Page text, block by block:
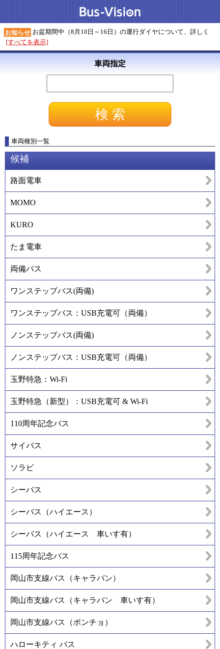
お知らせ お盆期間中（8月10日～16日）の運行ダイヤについて、詳しく
[すべてを表示]
車両指定
車両種別一覧
候補
路面電車
MOMO
KURO
たま電車
両備バス
ワンステップバス(両備)
ワンステップバス：USB充電可（両備）
ノンステップバス(両備)
ノンステップバス：USB充電可（両備）
玉野特急：Wi-Fi
玉野特急（新型）：USB充電可 & Wi-Fi
110周年記念バス
サイバス
ソラビ
シーバス
シーバス（ハイエース）
シーバス（ハイエース 車いす有）
115周年記念バス
岡山市支線バス（キャラバン）
岡山市支線バス（キャラバン 車いす有）
岡山市支線バス（ポンチョ）
ハローキティ バス